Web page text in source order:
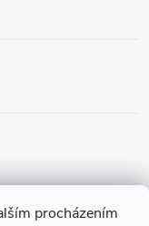
procházením